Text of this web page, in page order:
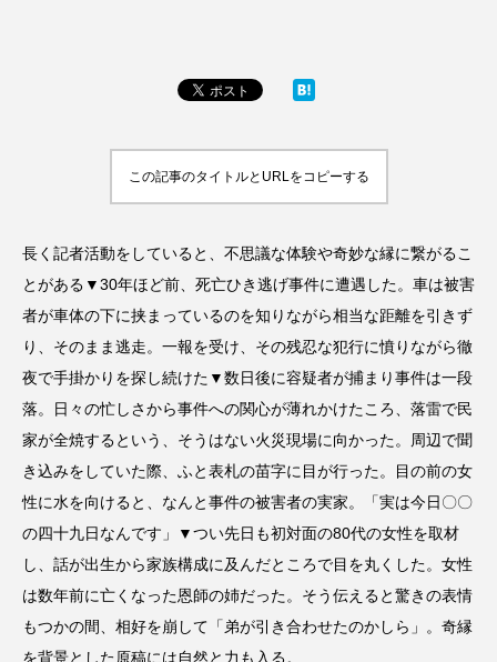
この記事のタイトルとURLをコピーする
長く記者活動をしていると、不思議な体験や奇妙な縁に繋がるこ
とがある▼30年ほど前、死亡ひき逃げ事件に遭遇した。車は被害
者が車体の下に挟まっているのを知りながら相当な距離を引きず
り、そのまま逃走。一報を受け、その残忍な犯行に憤りながら徹
夜で手掛かりを探し続けた▼数日後に容疑者が捕まり事件は一段
落。日々の忙しさから事件への関心が薄れかけたころ、落雷で民
家が全焼するという、そうはない火災現場に向かった。周辺で聞
き込みをしていた際、ふと表札の苗字に目が行った。目の前の女
性に水を向けると、なんと事件の被害者の実家。「実は今日〇〇
の四十九日なんです」▼つい先日も初対面の80代の女性を取材
し、話が出生から家族構成に及んだところで目を丸くした。女性
は数年前に亡くなった恩師の姉だった。そう伝えると驚きの表情
もつかの間、相好を崩して「弟が引き合わせたのかしら」。奇縁
を背景とした原稿には自然と力も入る。